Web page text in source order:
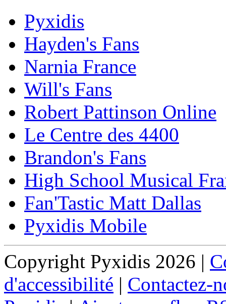
Pyxidis
Hayden's Fans
Narnia France
Will's Fans
Robert Pattinson Online
Le Centre des 4400
Brandon's Fans
High School Musical
Fan'Tastic Matt Dallas
Pyxidis Mobile
Copyright Pyxidis 2026 |
d'accessibilité | Contactez-